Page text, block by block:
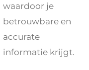
waardoor je
betrouwbare en
accurate
informatie krijgt.